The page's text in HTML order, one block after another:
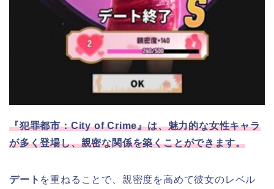
『犯罪都市：City of Crime』は、魅力的な女性キャラ
が多く登場し、親密な関係を築くことができます。
デート を重ねることで、親密度を高めて彼女のレベル